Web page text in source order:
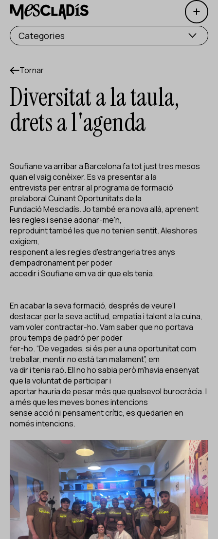
Open
Productora social
Productora d'experiències
Productora d'ocupació
Productora de coneixement
Productora cultural
Els nostres tallers
Blog
Contacte
FacebookInstagram Youtube
ES CA EN
Categories
Tornar
Diversitat a la taula,
drets a l'agenda
Soufiane va arribar a Barcelona fa tot just tres mesos
quan el vaig conèixer. Es va presentar a la
entrevista per entrar al programa de formació
prelaboral Cuinant Oportunitats de la
Fundació Mescladís. Jo també era nova allà, aprenent
les regles i sense adonar-me'n,
reproduint també les que no tenien sentit. Aleshores
exigíem,
responent a les regles d'estrangeria tres anys
d'empadronament per poder
accedir i Soufiane em va dir que els tenia.
En acabar la seva formació, després de veure'l
destacar per la seva actitud, empatia i talent a la cuina,
vam voler contractar-ho. Vam saber que no portava
prou temps de padró per poder
fer-ho. “De vegades, si és per a una oportunitat com
treballar, mentir no està tan malament”, em
va dir i tenia raó. Ell no ho sabia però m'havia ensenyat
que la voluntat de participar i
aportar hauria de pesar més que qualsevol burocràcia. I
a més que les meves bones intencions
sense acció ni pensament crític, es quedarien en
només intencions.